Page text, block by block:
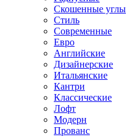
Скошенные углы
Стиль
Современные
Евро
Английские
Дизайнерские
Итальянские
Кантри
Классические
Лофт
Модерн
Прованс